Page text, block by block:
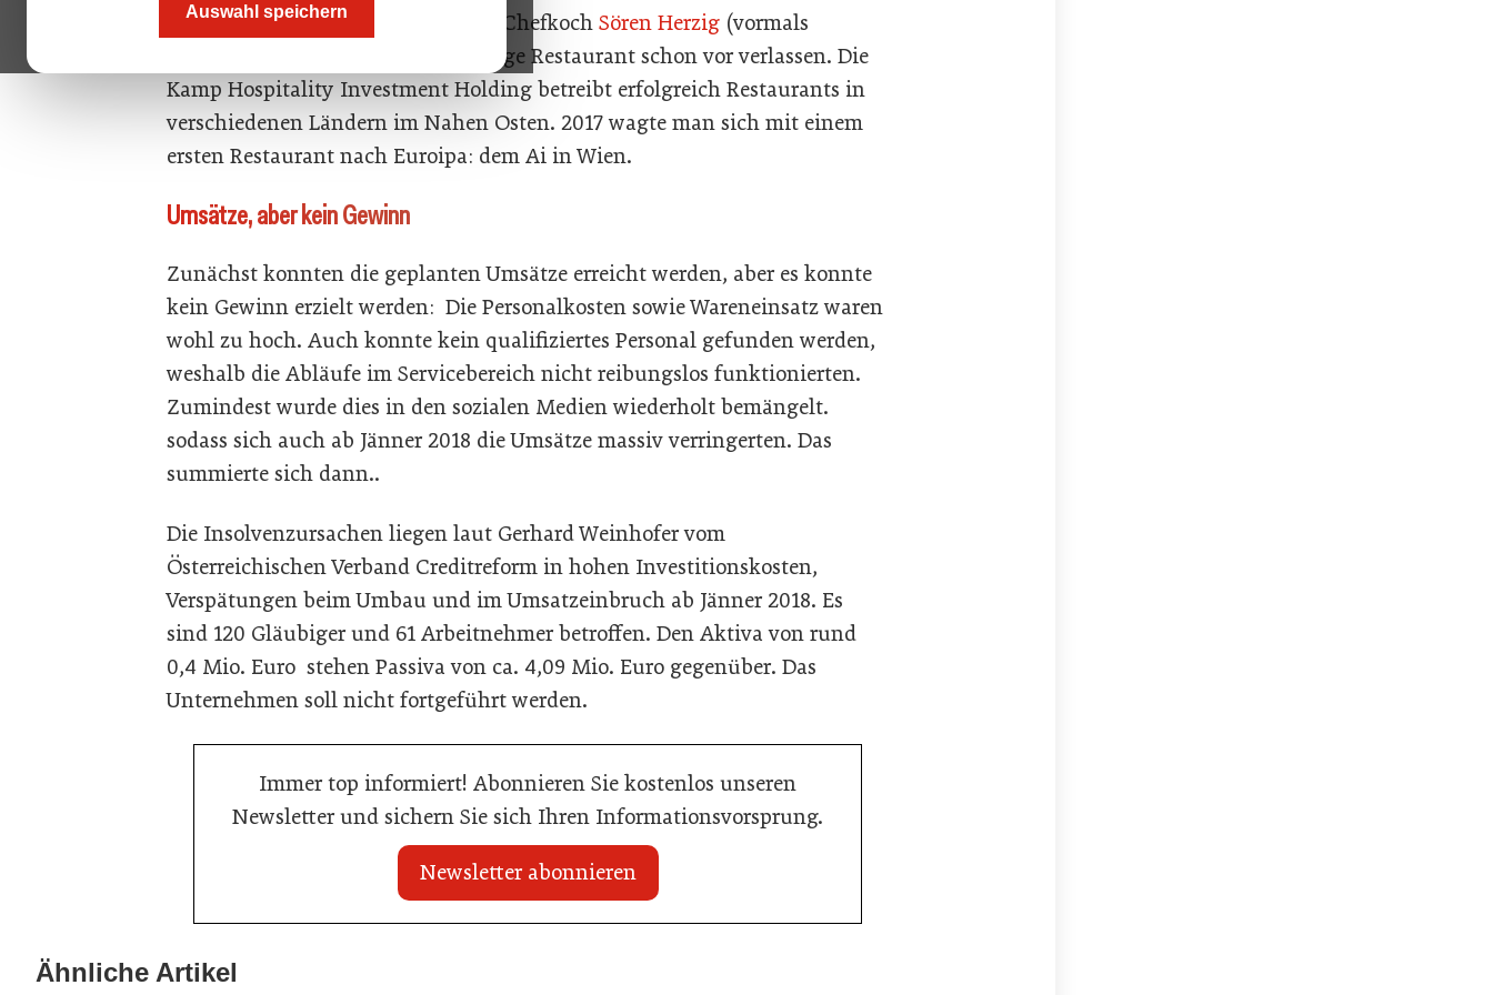
Auswahl speichern
Quartier in der Wiener Innenstadt. Chefkoch Sören Herzig (vormals
Amador Wien) hatte das hochpreisige Restaurant schon vor verlassen. Die
Kamp Hospitality Investment Holding betreibt erfolgreich Restaurants in
verschiedenen Ländern im Nahen Osten. 2017 wagte man sich mit einem
ersten Restaurant nach Euroipa: dem Ai in Wien.
Umsätze, aber kein Gewinn
Zunächst konnten die geplanten Umsätze erreicht werden, aber es konnte
kein Gewinn erzielt werden: Die Personalkosten sowie Wareneinsatz waren
wohl zu hoch. Auch konnte kein qualifiziertes Personal gefunden werden,
weshalb die Abläufe im Servicebereich nicht reibungslos funktionierten.
Zumindest wurde dies in den sozialen Medien wiederholt bemängelt.
sodass sich auch ab Jänner 2018 die Umsätze massiv verringerten. Das
summierte sich dann..
Die Insolvenzursachen liegen laut Gerhard Weinhofer vom
Österreichischen Verband Creditreform in hohen Investitionskosten,
Verspätungen beim Umbau und im Umsatzeinbruch ab Jänner 2018. Es
sind 120 Gläubiger und 61 Arbeitnehmer betroffen. Den Aktiva von rund
0,4 Mio. Euro stehen Passiva von ca. 4,09 Mio. Euro gegenüber. Das
Unternehmen soll nicht fortgeführt werden.
Immer top informiert! Abonnieren Sie kostenlos unseren
Newsletter und sichern Sie sich Ihren Informationsvorsprung.
Newsletter abonnieren
Ähnliche Artikel
War die Fußball-WM 2026 für Ihren